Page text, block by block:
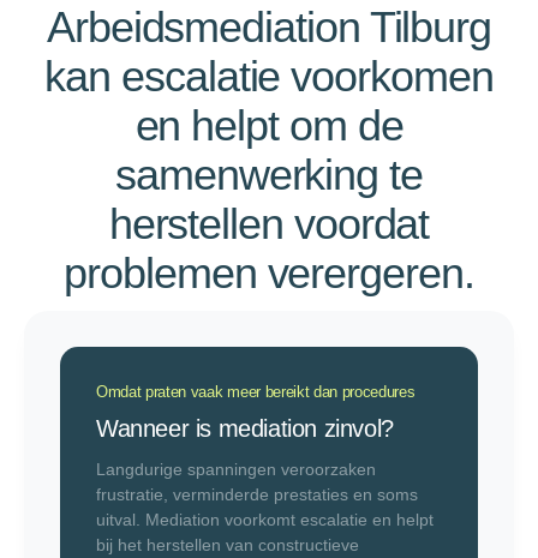
Arbeidsmediation Tilburg
kan escalatie voorkomen
en helpt om de
samenwerking te
herstellen voordat
problemen verergeren.
Omdat praten vaak meer bereikt dan procedures
Wanneer is mediation zinvol?
Langdurige spanningen veroorzaken
frustratie, verminderde prestaties en soms
uitval. Mediation voorkomt escalatie en helpt
bij het herstellen van constructieve